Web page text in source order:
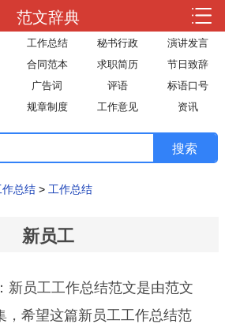
范文辞典
工作总结 秘书行政
演讲发言
合同范本 求职简历
节日致辞
广告词 评语
标语口号
规章制度 工作意见 资讯
作总结 > 工作总结
新员工
新员工工作总结范文是由范文
，希望这篇新员工工作总结范